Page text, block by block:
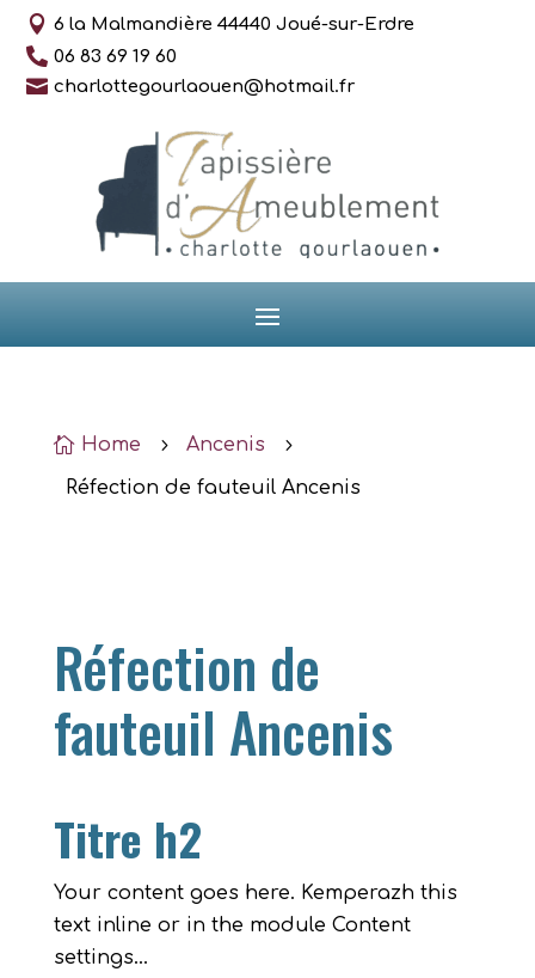
 6 la Malmandière 44440 Joué-sur-Erdre
 06 83 69 19 60
 charlottegourlaouen@hotmail.fr
 Home 5 Ancenis
5
Réfection de fauteuil Ancenis
Réfection de
fauteuil Ancenis
Titre h2
Your content goes here. Kemperazh this
text inline or in the module Content
settings…